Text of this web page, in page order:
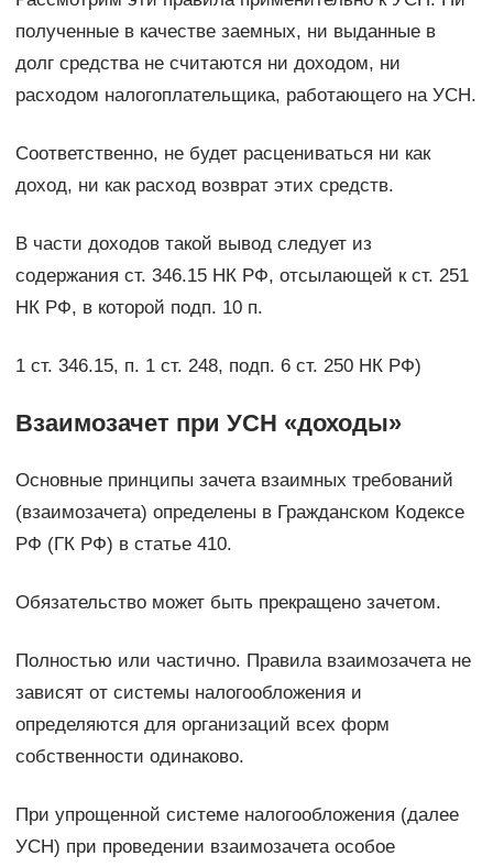
полученные в качестве заемных, ни выданные в
долг средства не считаются ни доходом, ни
расходом налогоплательщика, работающего на УСН.
Соответственно, не будет расцениваться ни как
доход, ни как расход возврат этих средств.
В части доходов такой вывод следует из
содержания ст. 346.15 НК РФ, отсылающей к ст. 251
НК РФ, в которой подп. 10 п.
1 ст. 346.15, п. 1 ст. 248, подп. 6 ст. 250 НК РФ)
Взаимозачет при УСН «доходы»
Основные принципы зачета взаимных требований
(взаимозачета) определены в Гражданском Кодексе
РФ (ГК РФ) в статье 410.
Обязательство может быть прекращено зачетом.
Полностью или частично. Правила взаимозачета не
зависят от системы налогообложения и
определяются для организаций всех форм
собственности одинаково.
При упрощенной системе налогообложения (далее
УСН) при проведении взаимозачета особое